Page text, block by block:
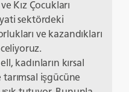
Kız Çocukları
sektördeki
ve kazandıkları
kadınların kırsal
işgücüne